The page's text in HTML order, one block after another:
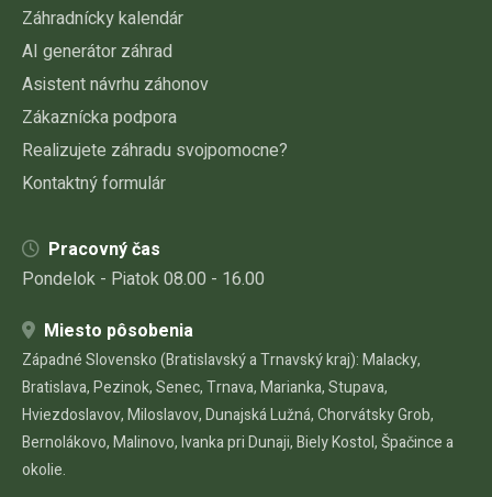
Záhradnícky kalendár
AI generátor záhrad
Asistent návrhu záhonov
Zákaznícka podpora
Realizujete záhradu svojpomocne?
Kontaktný formulár
Pracovný čas
Pondelok - Piatok 08.00 - 16.00
Miesto pôsobenia
Západné Slovensko (Bratislavský a Trnavský kraj): Malacky,
Bratislava, Pezinok, Senec, Trnava, Marianka, Stupava,
Hviezdoslavov, Miloslavov, Dunajská Lužná, Chorvátsky Grob,
Bernolákovo, Malinovo, Ivanka pri Dunaji, Biely Kostol, Špačince a
okolie.